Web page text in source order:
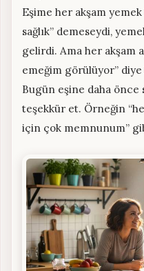
Eşime her akşam yemek
sağlık” demeseydi,
gelirdi. Ama her akşam
emeğim görülüyor”
Bugün eşine daha
teşekkür et. Örneğin
için çok memnunum”